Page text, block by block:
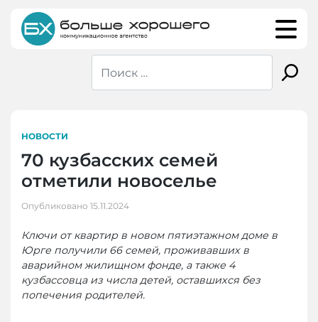
content
НОВОСТИ
70 кузбасских семей
отметили новоселье
Опубликовано 15.11.2024
Ключи от квартир в новом пятиэтажном доме в
Юрге получили 66 семей, проживавших в
аварийном жилищном фонде, а также 4
кузбассовца из числа детей, оставшихся без
попечения родителей.